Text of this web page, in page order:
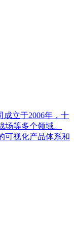
立于2006年，十
等多个领域。
可视化产品体系和